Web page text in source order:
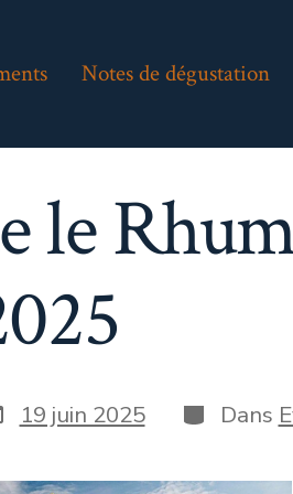
Notes de dégustation
le
19 juin 2025 Catégories
Dans